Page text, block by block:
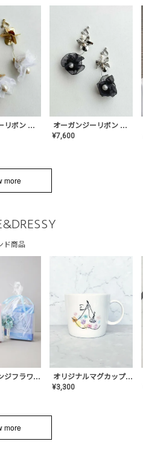
オーガンジーリボン バレリーナイヤリング&ピアス【White】〈PV-COER-12〉 オーガンジーリボン バレリーナイヤリング&ピアス【Black】〈PV-COER-11〉
¥7,600
more
ド商品
紅茶とアレンジフラワーのセット オリジナルマグカップ【AT-TW-03】ギフトセット有/プレゼント/内祝い/結婚式/ペア/食器/テーブルウェア/記念日/お返し/特別/高級/おしゃれ
¥3,300
more